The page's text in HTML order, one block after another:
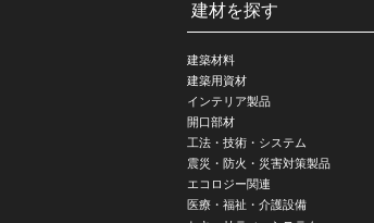
建材を探す
建築材料
建築用資材
インテリア製品
開口部材
工法・技術・システム
震災・防火・災害対策製品
エコロジー関連
医療・福祉・介護設備